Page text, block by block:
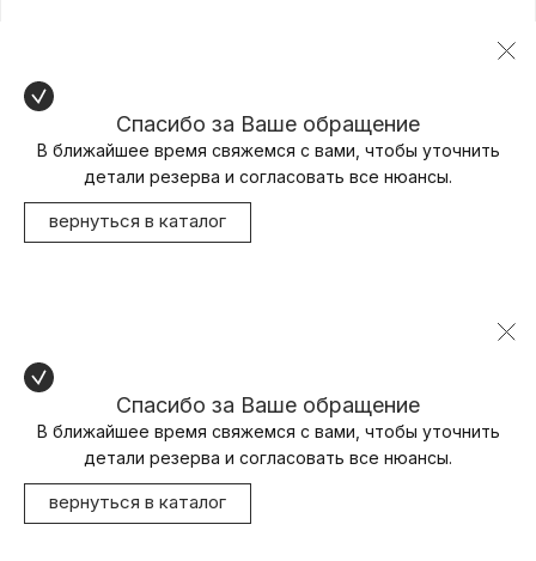
Спасибо за Ваше обращение
В ближайшее время свяжемся с вами, чтобы уточнить
детали резерва и согласовать все нюансы.
вернуться в каталог
Спасибо за Ваше обращение
В ближайшее время свяжемся с вами, чтобы уточнить
детали резерва и согласовать все нюансы.
вернуться в каталог